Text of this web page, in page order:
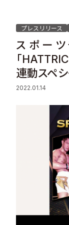
Investor
Recruit
Contact
© Valuence
プレスリリース
スポー
「
連動スペシ
2022.01.14